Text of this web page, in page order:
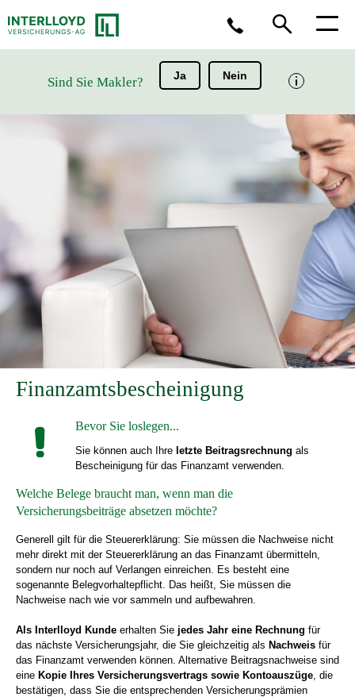
Sie haben Fragen?
(0211) 963 - 3099
Sie möchten einen Schaden melden?
Sind Sie Makler? Ja Nein
Finanzamtsbescheinigung
Bevor Sie loslegen...
Sie können auch Ihre letzte Beitragsrechnung als
Bescheinigung für das Finanzamt verwenden.
Welche Belege braucht man, wenn man die
Versicherungsbeiträge absetzen möchte?
Generell gilt für die Steuererklärung: Sie müssen die Nachweise nicht
mehr direkt mit der Steuererklärung an das Finanzamt übermitteln,
sondern nur noch auf Verlangen einreichen. Es besteht eine
sogenannte Belegvorhaltepflicht. Das heißt, Sie müssen die
Nachweise nach wie vor sammeln und aufbewahren.
Als Interlloyd Kunde erhalten Sie jedes Jahr eine Rechnung für
das nächste Versicherungsjahr, die Sie gleichzeitig als Nachweis für
das Finanzamt verwenden können. Alternative Beitragsnachweise sind
eine Kopie Ihres Versicherungsvertrags sowie Kontoauszüge, die
bestätigen, dass Sie die entsprechenden Versicherungsprämien